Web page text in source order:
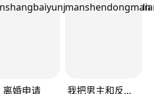
离婚申请 我把男主和反派都养歪了